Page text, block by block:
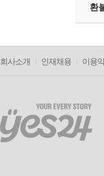
환
회사소개 인재채용 이용